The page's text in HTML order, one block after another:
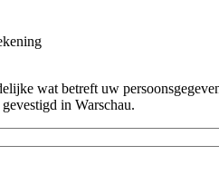
wat betreft uw
in Warschau.